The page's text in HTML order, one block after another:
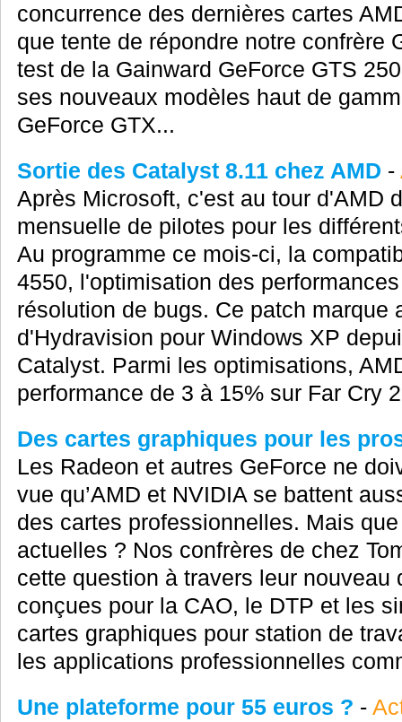
concurrence des dernières cartes
que tente de répondre notre confrère
test de la Gainward GeForce GTS
ses nouveaux modèles haut de
GeForce GTX...
Sortie des Catalyst 8.11 chez AMD -
Après Microsoft, c'est au tour d'AMD
mensuelle de pilotes pour les
Au programme ce mois-ci, la
4550, l'optimisation des
résolution de bugs. Ce patch marque
d'Hydravision pour Windows XP
Catalyst. Parmi les optimisations,
performance de 3 à 15% sur Far Cry
Des cartes graphiques pour les
Les Radeon et autres GeForce ne
vue qu’AMD et NVIDIA se battent
des cartes professionnelles. Mais
actuelles ? Nos confrères de chez
cette question à travers leur nouveau
conçues pour la CAO, le DTP et les
cartes graphiques pour station de
les applications professionnelles
Une plateforme pour 55 euros ? -